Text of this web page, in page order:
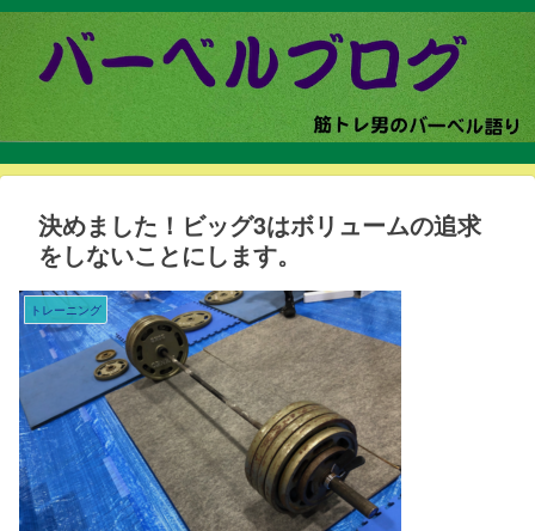
決めました！ビッグ3はボリュームの追求
をしないことにします。
トレーニング